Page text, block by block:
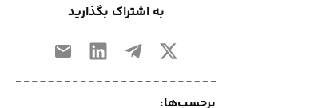
به اشتراک بگذارید
برچسب‌ها: